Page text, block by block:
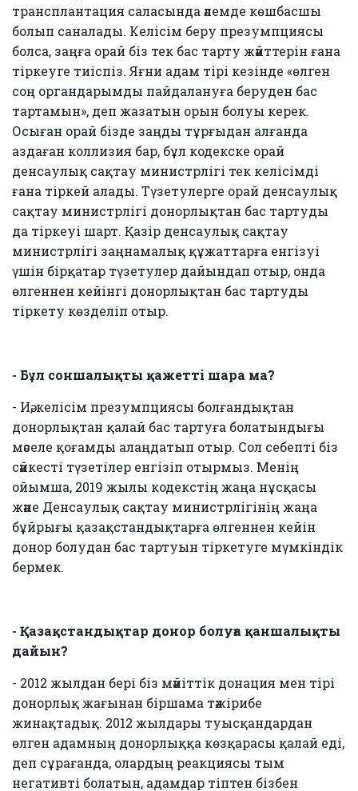
трансплантация саласында әлемде көшбасшы
болып саналады. Келісім беру презумпциясы
болса, заңға орай біз тек бас тарту жәйттерін ғана
тіркеуге тиіспіз. Яғни адам тірі кезінде «өлген
соң органдарымды пайдалануға беруден бас
тартамын», деп жазатын орын болуы керек.
Осыған орай бізде заңды тұрғыдан алғанда
аздаған коллизия бар, бұл кодекске орай
денсаулық сақтау министрлігі тек келісімді
ғана тіркей алады. Түзетулерге орай денсаулық
сақтау министрлігі донорлықтан бас тартуды
да тіркеуі шарт. Қазір денсаулық сақтау
министрлігі заңнамалық құжаттарға енгізуі
үшін бірқатар түзетулер дайындап отыр, онда
өлгеннен кейінгі донорлықтан бас тартуды
тіркету көзделіп отыр.
- Бұл соншалықты қажетті шара ма?
- Иә, келісім презумпциясы болғандықтан
донорлықтан қалай бас тартуға болатындығы
мәселе қоғамды алаңдатып отыр. Сол себепті біз
сәйкесті түзетілер енгізіп отырмыз. Менің
ойымша, 2019 жылы кодекстің жаңа нұсқасы
және Денсаулық сақтау министрлігінің жаңа
бұйрығы қазақстандықтарға өлгеннен кейін
донор болудан бас тартуын тіркетуге мүмкіндік
бермек.
- Қазақстандықтар донор болуға қаншалықты
дайын?
- 2012 жылдан бері біз мәйіттік донация мен тірі
донорлық жағынан біршама тәжірибе
жинақтадық. 2012 жылдары туысқандардан
өлген адамның донорлыққа көзқарасы қалай еді,
деп сұрағанда, олардың реакциясы тым
негативті болатын, адамдар тіптен бізбен